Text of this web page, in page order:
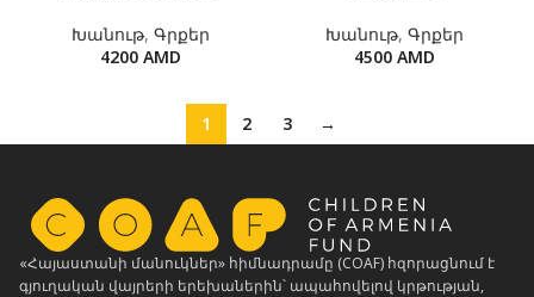
Խանութ, Գրքեր
4200 AMD
Խանութ, Գրքեր
4500 AMD
1 2 3 →
«Հայաստանի մանուկներ» հիմնադրամը (COAF) հզորացնում է
գյուղական վայրերի երեխաներին՝ ապահովելով կրթության,